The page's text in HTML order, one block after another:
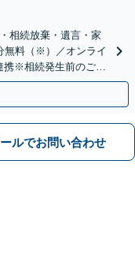
相続放棄・遺言・家
無料（※）／オンライ
携※相続発生前のご相
ルでお問い合わせ